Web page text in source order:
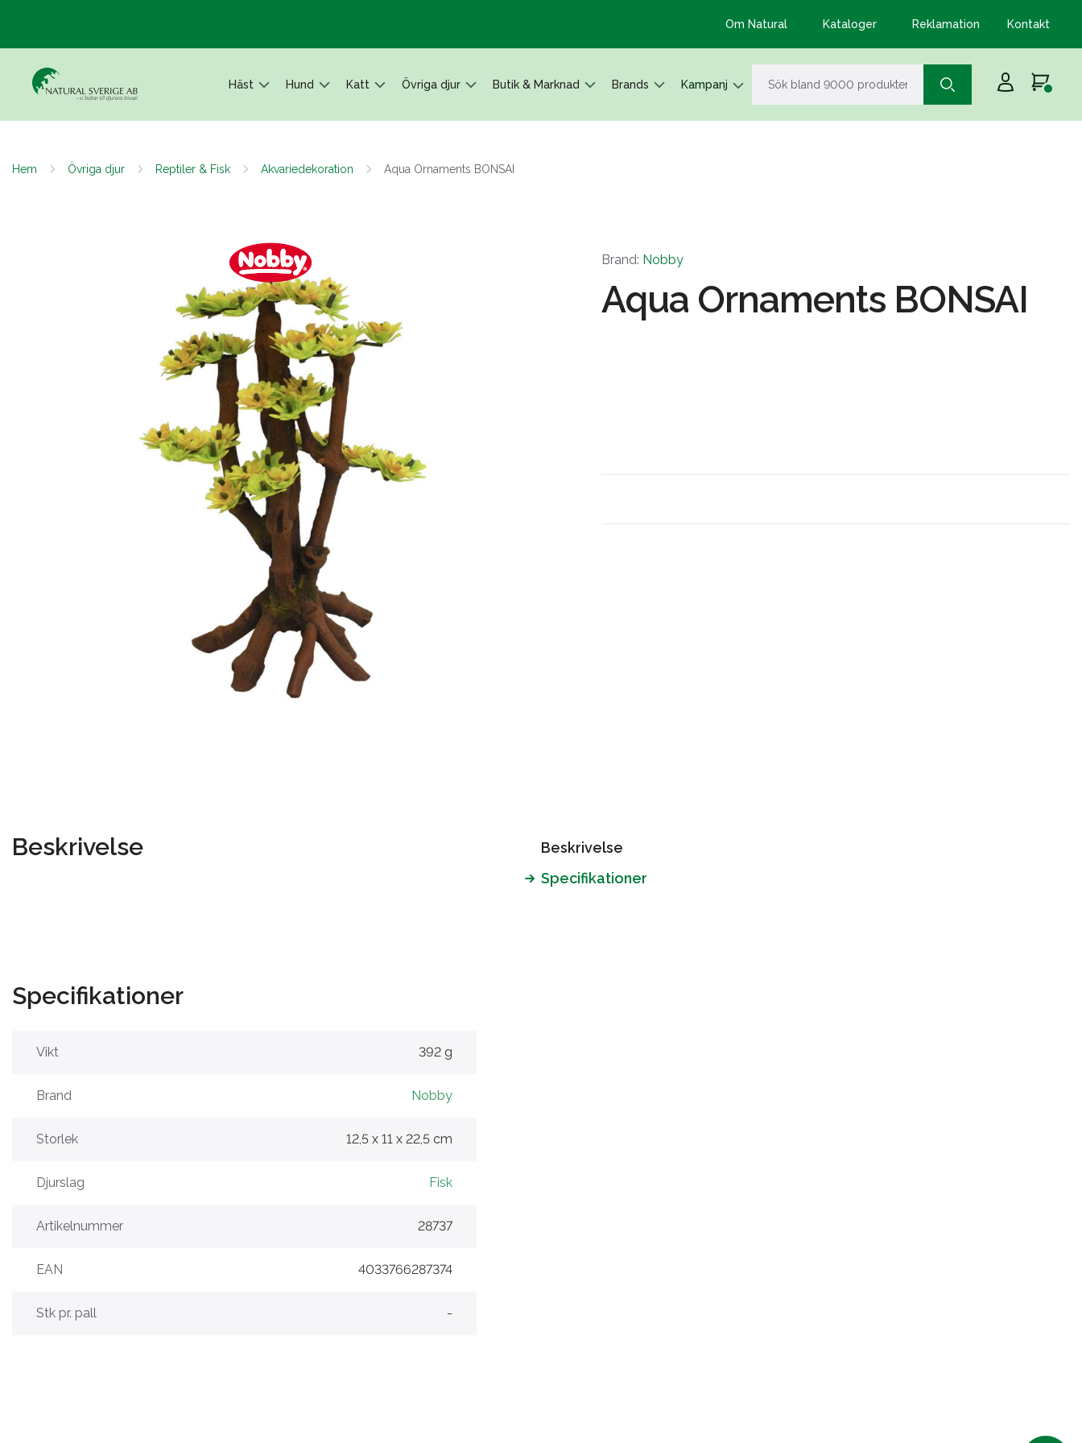
Om Natural Kataloger Reklamation Kontakt
Häst Hund Katt Övriga djur Butik & Marknad Brands Kampanj
Hem Övriga djur Reptiler & Fisk Akvariedekoration Aqua Ornaments BONSAI
Brand: Nobby
Aqua Ornaments BONSAI
Beskrivelse
Specifikationer
Vikt 392 g
Brand Nobby
Storlek 12,5 x 11 x 22,5 cm
Djurslag Fisk
Artikelnummer 28737
EAN 4033766287374
Stk pr. pall -
Beskrivelse
Specifikationer